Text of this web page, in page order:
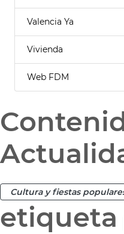
Valencia Ya
Vivienda
Web FDM
Cultura y fiestas
etiqueta